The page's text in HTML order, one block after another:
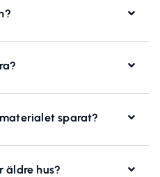
sparat?
äldre hus?